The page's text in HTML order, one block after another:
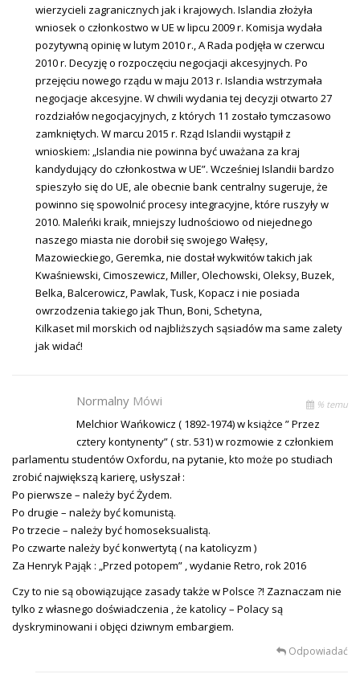
wierzycieli zagranicznych jak i krajowych. Islandia złożyła
wniosek o członkostwo w UE w lipcu 2009 r. Komisja wydała
pozytywną opinię w lutym 2010 r., A Rada podjęła w czerwcu
2010 r. Decyzję o rozpoczęciu negocjacji akcesyjnych. Po
przejęciu nowego rządu w maju 2013 r. Islandia wstrzymała
negocjacje akcesyjne. W chwili wydania tej decyzji otwarto 27
rozdziałów negocjacyjnych, z których 11 zostało tymczasowo
zamkniętych. W marcu 2015 r. Rząd Islandii wystąpił z
wnioskiem: „Islandia nie powinna być uważana za kraj
kandydujący do członkostwa w UE”. Wcześniej Islandii bardzo
spieszyło się do UE, ale obecnie bank centralny sugeruje, że
powinno się spowolnić procesy integracyjne, które ruszyły w
2010. Maleńki kraik, mniejszy ludnościowo od niejednego
naszego miasta nie dorobił się swojego Wałęsy,
Mazowieckiego, Geremka, nie dostał wykwitów takich jak
Kwaśniewski, Cimoszewicz, Miller, Olechowski, Oleksy, Buzek,
Belka, Balcerowicz, Pawlak, Tusk, Kopacz i nie posiada
owrzodzenia takiego jak Thun, Boni, Schetyna,
Kilkaset mil morskich od najbliższych sąsiadów ma same zalety
jak widać!
Normalny Mówi % temu
Melchior Wańkowicz ( 1892-1974) w książce ” Przez
cztery kontynenty” ( str. 531) w rozmowie z członkiem
parlamentu studentów Oxfordu, na pytanie, kto może po studiach
zrobić największą karierę, usłyszał :
Po pierwsze – należy być Żydem.
Po drugie – należy być komunistą.
Po trzecie – należy być homoseksualistą.
Po czwarte należy być konwertytą ( na katolicyzm )
Za Henryk Pająk : „Przed potopem” , wydanie Retro, rok 2016
Czy to nie są obowiązujące zasady także w Polsce ?! Zaznaczam nie
tylko z własnego doświadczenia , że katolicy – Polacy są
dyskryminowani i objęci dziwnym embargiem.
Odpowiadać